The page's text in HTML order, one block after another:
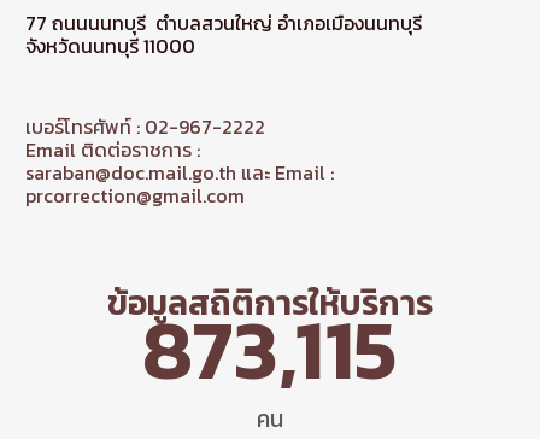
77 ถนนนนทบุรี ตำบลสวนใหญ่ อำเภอเมืองนนทบุรี
จังหวัดนนทบุรี 11000
เบอร์โทรศัพท์ : 02-967-2222
Email ติดต่อราชการ :
saraban@doc.mail.go.th และ Email :
prcorrection@gmail.com
ข้อมูลสถิติการให้บริการ
คน
873,115